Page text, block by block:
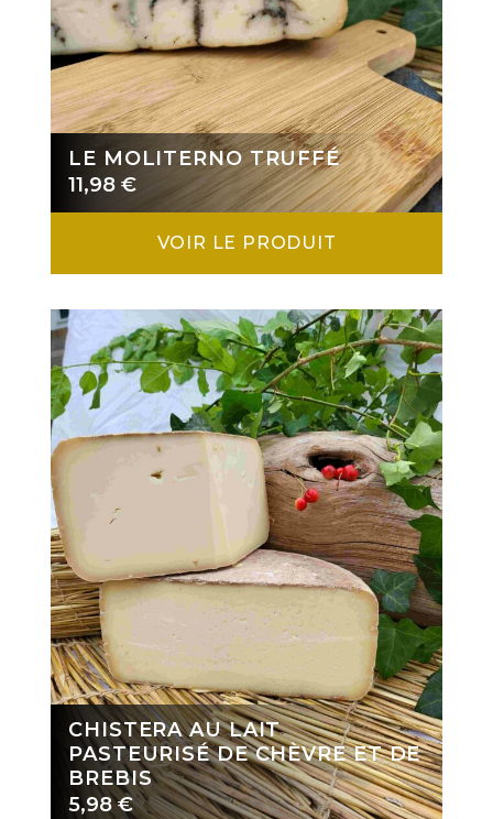
LE MOLITERNO TRUFFÉ
11,98 €
VOIR LE PRODUIT
CHISTERA AU LAIT
PASTEURISÉ DE CHÈVRE ET DE
BREBIS
5,98€